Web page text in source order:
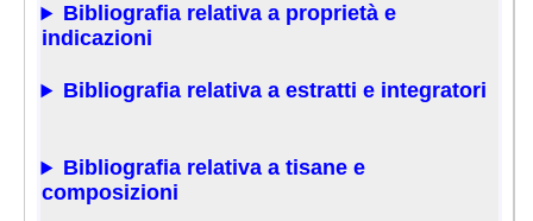
Bibliografia relativa a proprietà e
indicazioni
Bibliografia relativa a estratti e integratori
Bibliografia relativa a tisane e
composizioni